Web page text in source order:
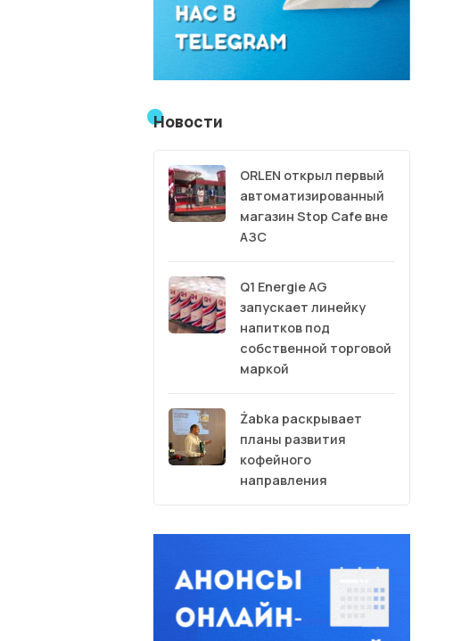
Новости
ORLEN открыл первый
автоматизированный
магазин Stop Cafe вне
АЗС
Q1 Energie AG
запускает линейку
напитков под
собственной торговой
маркой
Żabka раскрывает
планы развития
кофейного
направления